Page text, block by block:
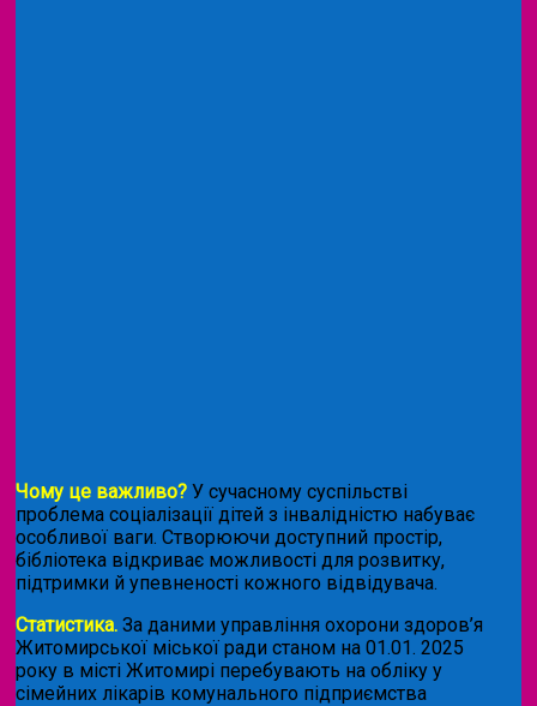
Чому це важливо? У сучасному суспільстві
проблема соціалізації дітей з інвалідністю набуває
особливої ваги. Створюючи доступний простір,
бібліотека відкриває можливості для розвитку,
підтримки й упевненості кожного відвідувача.
Статистика. За даними управління охорони здоров’я
Житомирської міської ради станом на 01.01. 2025
року в місті Житомирі перебувають на обліку у
сімейних лікарів комунального підприємства